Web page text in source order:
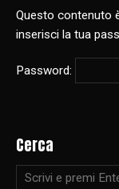
Questo contenuto
inserisci la tua
Password:
Cerca